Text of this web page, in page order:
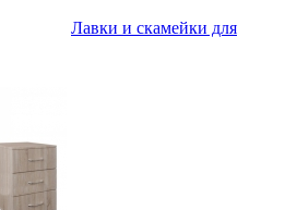
Лавки и скамейки для